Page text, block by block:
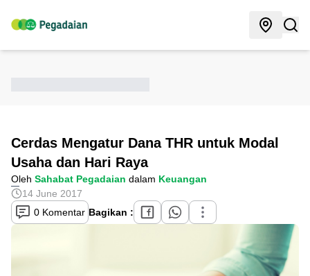
Cerdas Mengatur Dana THR untuk Modal
Usaha dan Hari Raya
Oleh Sahabat Pegadaian dalam Keuangan
14 June 2017
0 Komentar Bagikan :